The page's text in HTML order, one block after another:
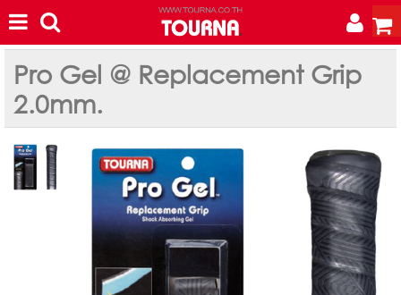
Pro Gel @ Replacement Grip
2.0mm.